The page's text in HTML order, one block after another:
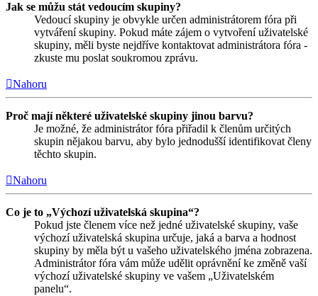
Jak se můžu stát vedoucím skupiny?
Vedoucí skupiny je obvykle určen administrátorem fóra při
vytváření skupiny. Pokud máte zájem o vytvoření uživatelské
skupiny, měli byste nejdříve kontaktovat administrátora fóra -
zkuste mu poslat soukromou zprávu.
Nahoru
Proč mají některé uživatelské skupiny jinou barvu?
Je možné, že administrátor fóra přiřadil k členům určitých
skupin nějakou barvu, aby bylo jednodušší identifikovat členy
těchto skupin.
Nahoru
Co je to „Výchozí uživatelská skupina“?
Pokud jste členem více než jedné uživatelské skupiny, vaše
výchozí uživatelská skupina určuje, jaká a barva a hodnost
skupiny by měla být u vašeho uživatelského jména zobrazena.
Administrátor fóra vám může udělit oprávnění ke změně vaší
výchozí uživatelské skupiny ve vašem „Uživatelském
panelu“.